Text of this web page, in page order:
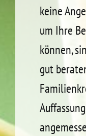
keine
um Ihre
können,
gut